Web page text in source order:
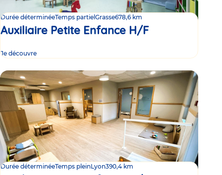
Durée déterminéeTemps partiel Grasse678,6 km
Auxiliaire Petite Enfance H/F
Je découvre
Durée déterminéeTemps pleinLyon390,4 km